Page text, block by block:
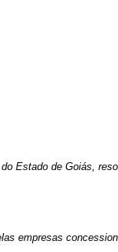
Estado de Goiás,
empresas